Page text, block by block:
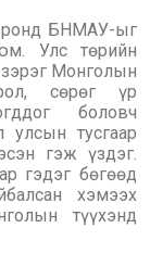
БНМАУ-ыг
Улс төрийн
зэрэг Монголын
сөрөг үр
боловч
тусгаар
гэж үздэг.
гэдэг бөгөөд
хэмээх
түүхэнд